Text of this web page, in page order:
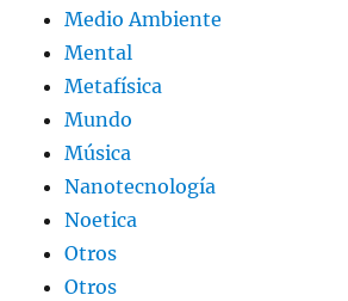
Medio Ambiente
Mental
Metafísica
Mundo
Música
Nanotecnología
Noetica
Otros
Otros